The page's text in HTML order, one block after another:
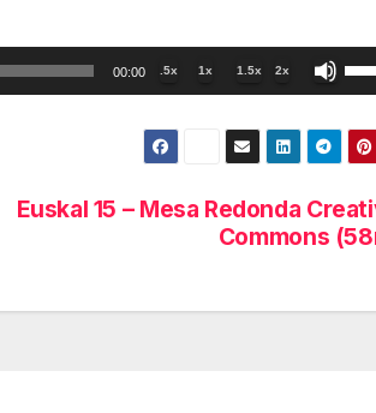
00:00 .5x 1x 1.5x 2x
las
de
Euskal 15 – Mesa Redonda
Commons